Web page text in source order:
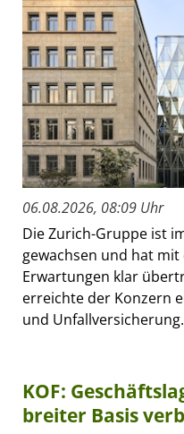
06.08.2026, 08:09 Uhr
Die Zurich-Gruppe ist
gewachsen und hat
Erwartungen klar
erreichte der Konzern
und
KOF:
breiter Basis